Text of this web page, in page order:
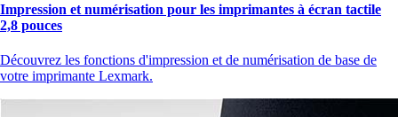
Impression et numérisation pour les imprimantes à écran tactile
2,8 pouces
Découvrez les fonctions d'impression et de numérisation de base de
votre imprimante Lexmark.